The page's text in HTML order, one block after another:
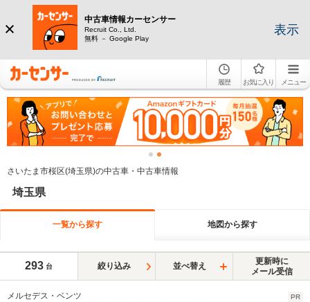
中古車情報カーセンサー
Recruit Co., Ltd.
無料 － Google Play
表示
履歴 お気に入り メニュー
さいたま市桜区(埼玉県)の中古車・中古車情報
埼玉県
一覧から探す 地図から探す
293 台 絞り込み 並べ替え
更新時に
メール受信
メルセデス・ベンツ PR